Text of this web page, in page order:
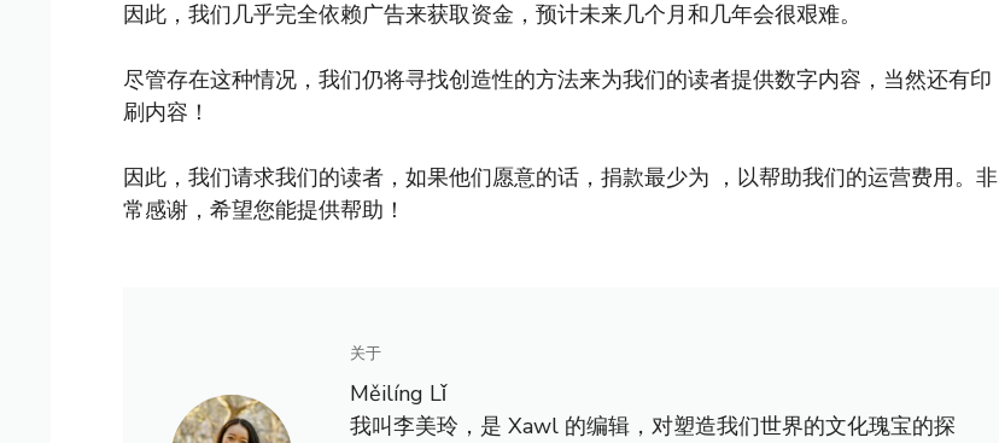
因此，我们几乎完全依赖广告来获取资金，预计未来几个月和几年会很艰难。
尽管存在这种情况，我们仍将寻找创造性的方法来为我们的读者提供数字内容，当然还有印
刷内容！
因此，我们请求我们的读者，如果他们愿意的话，捐款最少为 ，以帮助我们的运营费用。非
常感谢，希望您能提供帮助！
关于
Měilíng Lǐ
我叫李美玲，是 Xawl 的编辑，对塑造我们世界的文化瑰宝的探